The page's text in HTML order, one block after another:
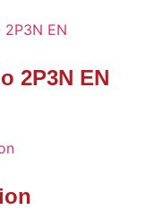
2P3N EN